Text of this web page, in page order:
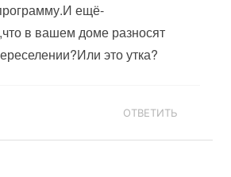
ещё-
в вашем доме разносят
это утка?
ОТВЕТИТЬ